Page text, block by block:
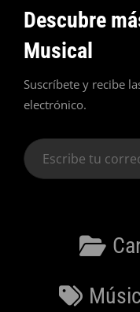
Descubre
Musical
Suscríbete y recibe
electrónico.
Escribe
tu
Etiquetas